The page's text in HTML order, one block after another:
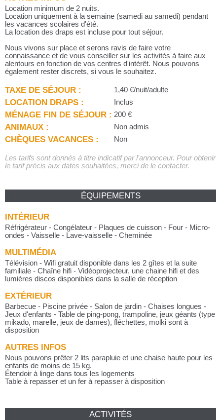
Location minimum de 2 nuits.
Location uniquement à la semaine (samedi au samedi) pendant
les vacances scolaires d'été.
La location des draps est incluse pour tout séjour.
Nous vivons sur place et serons ravis de faire votre
connaissance et de vous conseiller sur les activités à faire aux
alentours en fonction de vos centres d'intérêt. Nous pouvons
également rester discrets, si vous le souhaitez.
TAXE DE SÉJOUR : 1,40 €/nuit/adulte
LOCATION DRAPS : Inclus
MÉNAGE FIN DE SÉJOUR : 200 €
ANIMAUX : Non admis
CHÈQUES VACANCES : Non
Les tarifs sont donnés à titre indicatif par l'annonceur. Pour obtenir
le tarif précis aux dates souhaitées, merci de le contacter.
ÉQUIPEMENTS
INTÉRIEUR
Réfrigérateur - Congélateur - Plaques de cuisson - Four - Micro-
ondes - Vaisselle - Lave-vaisselle - Cheminée
MULTIMÉDIA
Télévision - Wifi gratuit disponible dans les 2 gîtes et la suite
familiale - Chaîne hifi - Vidéoprojecteur, une chaine hifi et des
lumières discos disponibles dans la salle de réception
EXTÉRIEUR
Barbecue - Piscine privée - Salon de jardin - Chaises longues -
Jeux d'enfants - Table de ping-pong, trampoline, jeux géants (type
mikado, marelle, jeux de dames), fléchettes, molki sont à
disposition
AUTRES INFOS
Nous pouvons prêter 2 lits parapluie et une chaise haute pour les
enfants de moins de 15 kg.
Étendoir à linge dans tous les logements
Table à repasser et un fer à repasser à disposition
ACTIVITÉS